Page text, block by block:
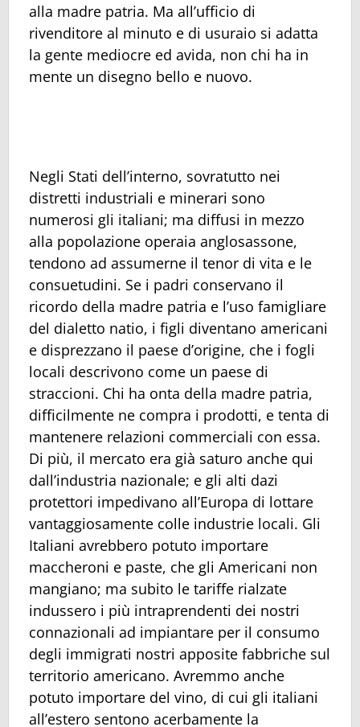
alla madre patria. Ma all’ufficio di
rivenditore al minuto e di usuraio si adatta
la gente mediocre ed avida, non chi ha in
mente un disegno bello e nuovo.
Negli Stati dell’interno, sovratutto nei
distretti industriali e minerari sono
numerosi gli italiani; ma diffusi in mezzo
alla popolazione operaia anglosassone,
tendono ad assumerne il tenor di vita e le
consuetudini. Se i padri conservano il
ricordo della madre patria e l’uso famigliare
del dialetto natio, i figli diventano americani
e disprezzano il paese d’origine, che i fogli
locali descrivono come un paese di
straccioni. Chi ha onta della madre patria,
difficilmente ne compra i prodotti, e tenta di
mantenere relazioni commerciali con essa.
Di più, il mercato era già saturo anche qui
dall’industria nazionale; e gli alti dazi
protettori impedivano all’Europa di lottare
vantaggiosamente colle industrie locali. Gli
Italiani avrebbero potuto importare
maccheroni e paste, che gli Americani non
mangiano; ma subito le tariffe rialzate
indussero i più intraprendenti dei nostri
connazionali ad impiantare per il consumo
degli immigrati nostri apposite fabbriche sul
territorio americano. Avremmo anche
potuto importare del vino, di cui gli italiani
all’estero sentono acerbamente la